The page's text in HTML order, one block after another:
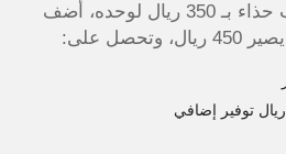
مثال عملي: بدلاً من طلب حذاء بـ 350 ريال لوحده، أضف